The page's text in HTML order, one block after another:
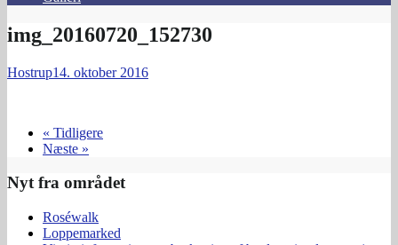
img_20160720_152730
Hostrup14. oktober 2016
« Tidligere
Næste »
Nyt fra området
Roséwalk
Loppemarked